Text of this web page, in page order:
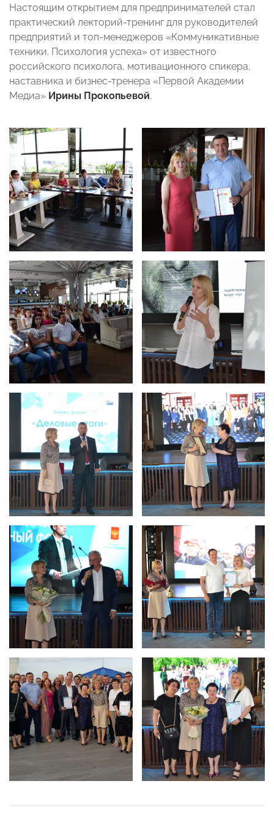
Настоящим открытием для предпринимателей стал
практический лекторий-тренинг для руководителей
предприятий и топ-менеджеров «Коммуникативные
техники. Психология успеха» от известного
российского психолога, мотивационного спикера,
наставника и бизнес-тренера «Первой Академии
Медиа» Ирины Прокопьевой.